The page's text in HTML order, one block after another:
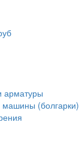
арматуры
(болгарки)